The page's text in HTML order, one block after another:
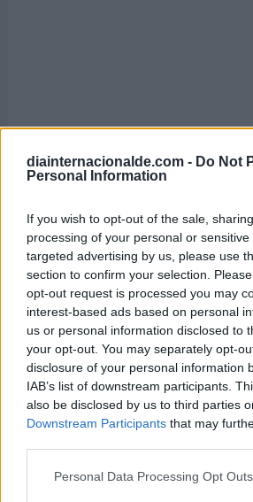
diainternacionalde.com - Do Not
Personal Information
If you wish to opt-out of the sale,
processing of your personal or
targeted advertising by us, please use
section to confirm your selection.
opt-out request is processed you may
interest-based ads based on personal
us or personal information disclosed to
your opt-out. You may separately opt-
disclosure of your personal information
IAB’s list of downstream participants.
also be disclosed by us to third parties
Downstream Participants that may
Personal Data Processing Opt Outs